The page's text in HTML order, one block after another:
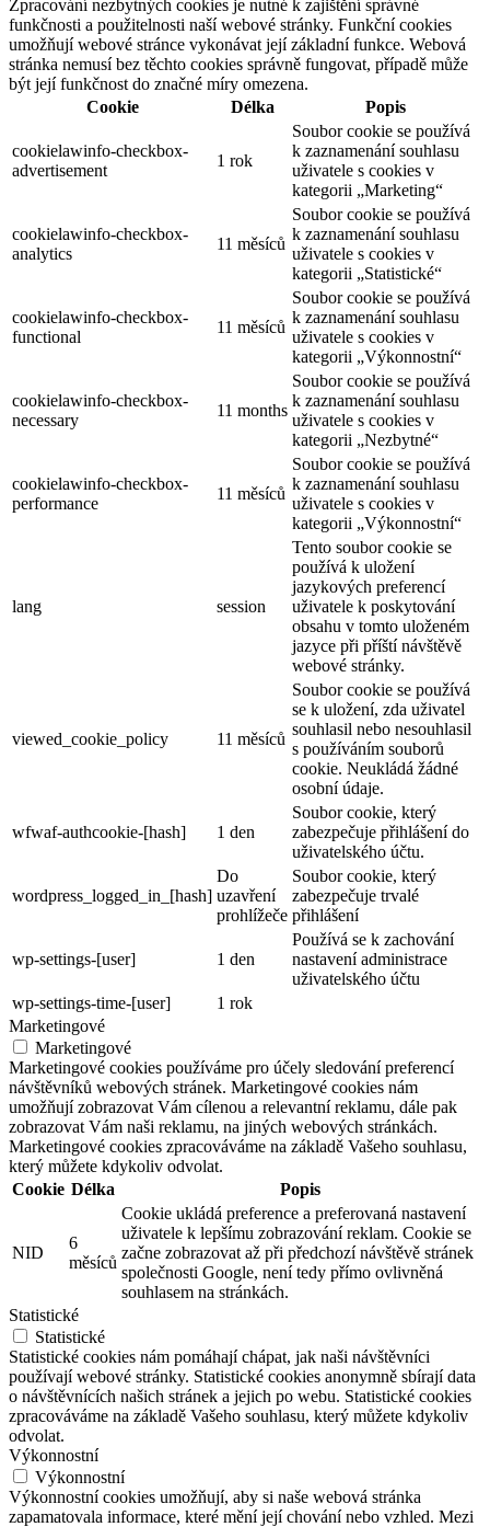
Zpracování nezbytných cookies je nutné k zajištění správné
funkčnosti a použitelnosti naší webové stránky. Funkční cookies
umožňují webové stránce vykonávat její základní funkce. Webová
stránka nemusí bez těchto cookies správně fungovat, případě může
být její funkčnost do značné míry omezena.
Cookie
Délka Popis
cookielawinfo-checkbox-
advertisement
1 rok
Soubor cookie se používá
k zaznamenání souhlasu
uživatele s cookies v
kategorii „Marketing“
cookielawinfo-checkbox-
analytics
11 měsíců
Soubor cookie se používá
k zaznamenání souhlasu
uživatele s cookies v
kategorii „Statistické“
cookielawinfo-checkbox-
functional
11 měsíců
Soubor cookie se používá
k zaznamenání souhlasu
uživatele s cookies v
kategorii „Výkonnostní“
cookielawinfo-checkbox-
necessary
11 months
Soubor cookie se používá
k zaznamenání souhlasu
uživatele s cookies v
kategorii „Nezbytné“
cookielawinfo-checkbox-
performance
11 měsíců
Soubor cookie se používá
k zaznamenání souhlasu
uživatele s cookies v
kategorii „Výkonnostní“
lang session
Tento soubor cookie se
používá k uložení
jazykových preferencí
uživatele k poskytování
obsahu v tomto uloženém
jazyce při příští návštěvě
webové stránky.
viewed_cookie_policy 11 měsíců
Soubor cookie se používá
se k uložení, zda uživatel
souhlasil nebo nesouhlasil
s používáním souborů
cookie. Neukládá žádné
osobní údaje.
wfwaf-authcookie-[hash] 1 den
Soubor cookie, který
zabezpečuje přihlášení do
uživatelského účtu.
wordpress_logged_in_[hash]
Do
uzavření
prohlížeče
Soubor cookie, který
zabezpečuje trvalé
přihlášení
wp-settings-[user] 1 den
Používá se k zachování
nastavení administrace
uživatelského účtu
wp-settings-time-[user]
1 rok
Marketingové
Marketingové
Marketingové cookies používáme pro účely sledování preferencí
návštěvníků webových stránek. Marketingové cookies nám
umožňují zobrazovat Vám cílenou a relevantní reklamu, dále pak
zobrazovat Vám naši reklamu, na jiných webových stránkách.
Marketingové cookies zpracováváme na základě Vašeho souhlasu,
který můžete kdykoliv odvolat.
Cookie Délka Popis
NID
6
měsíců
Cookie ukládá preference a preferovaná nastavení
uživatele k lepšímu zobrazování reklam. Cookie se
začne zobrazovat až při předchozí návštěvě stránek
společnosti Google, není tedy přímo ovlivněná
souhlasem na stránkách.
Statistické
Statistické
Statistické cookies nám pomáhají chápat, jak naši návštěvníci
používají webové stránky. Statistické cookies anonymně sbírají data
o návštěvnících našich stránek a jejich po webu. Statistické cookies
zpracováváme na základě Vašeho souhlasu, který můžete kdykoliv
odvolat.
Výkonnostní
Výkonnostní
Výkonnostní cookies umožňují, aby si naše webová stránka
zapamatovala informace, které mění její chování nebo vzhled. Mezi